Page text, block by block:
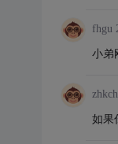
fhgu
小弟
如果